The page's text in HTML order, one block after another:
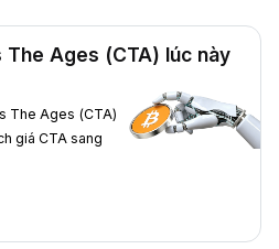
The Ages (CTA) lúc này
The Ages (CTA)
giá CTA sang